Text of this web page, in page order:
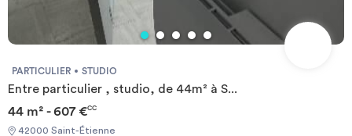
PARTICULIER STUDIO
Entre particulier , studio, de 44m² à S...
44 m² - 607 €CC
42000 Saint-Étienne